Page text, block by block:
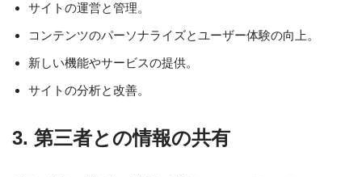
サイトの運営と管理。
コンテンツのパーソナライズとユーザー体験の向上。
新しい機能やサービスの提供。
サイトの分析と改善。
3. 第三者との情報の共有